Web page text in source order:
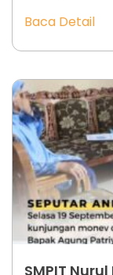
Baca Detail
SMPIT